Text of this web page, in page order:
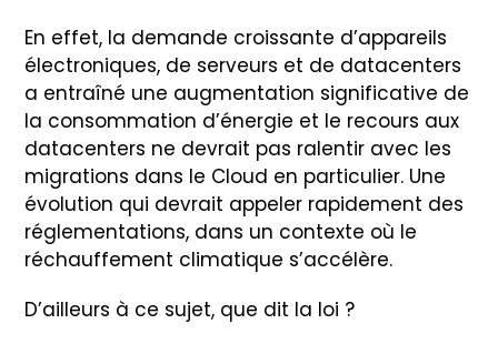
En effet, la demande croissante d’appareils
électroniques, de serveurs et de datacenters
a entraîné une augmentation significative de
la consommation d’énergie et le recours aux
datacenters ne devrait pas ralentir avec les
migrations dans le Cloud en particulier. Une
évolution qui devrait appeler rapidement des
réglementations, dans un contexte où le
réchauffement climatique s’accélère.
D’ailleurs à ce sujet, que dit la loi ?